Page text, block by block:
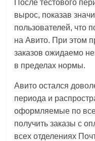
После тестового
вырос, показав
пользователей, что
на Авито. При этом
заказов ожидаемо
в пределах нормы.
Авито остался
периода и
оформляемые по
получить заказы с
всех отделениях